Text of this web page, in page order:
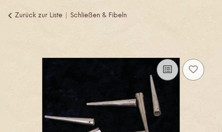
Zurück zur Liste Schließen & Fibeln